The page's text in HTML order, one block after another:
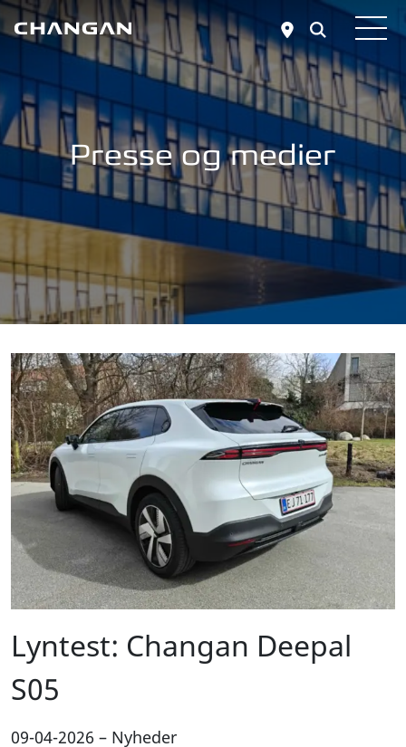
Skip to main content
Presse og medier
Lyntest: Changan Deepal
S05
09-04-2026 – Nyheder